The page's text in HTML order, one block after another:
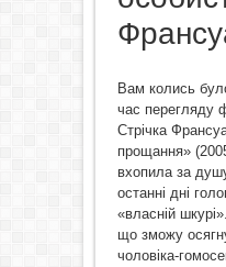
Вам колись
час перегляду
Стрічка
прощання»
вхопила за
останні дні
«власній
що зможу
чоловіка-